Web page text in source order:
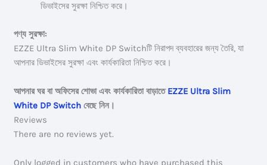
ডিভাইসের সুরক্ষা নিশ্চিত করে।
পণ্য সুরক্ষা:
EZZE Ultra Slim White DP Switchটি নিরাপদ ব্যবহারের জন্য তৈরি, যা
আপনার ডিভাইসের সুরক্ষা এবং কার্যকারিতা নিশ্চিত করে।
আপনার ঘর বা অফিসের শোভা এবং কার্যকারিতা বাড়াতেEZZE Ultra Slim
White DP Switch বেছে নিন।
Reviews
There are no reviews yet.
Only logged in customers who have purchased this